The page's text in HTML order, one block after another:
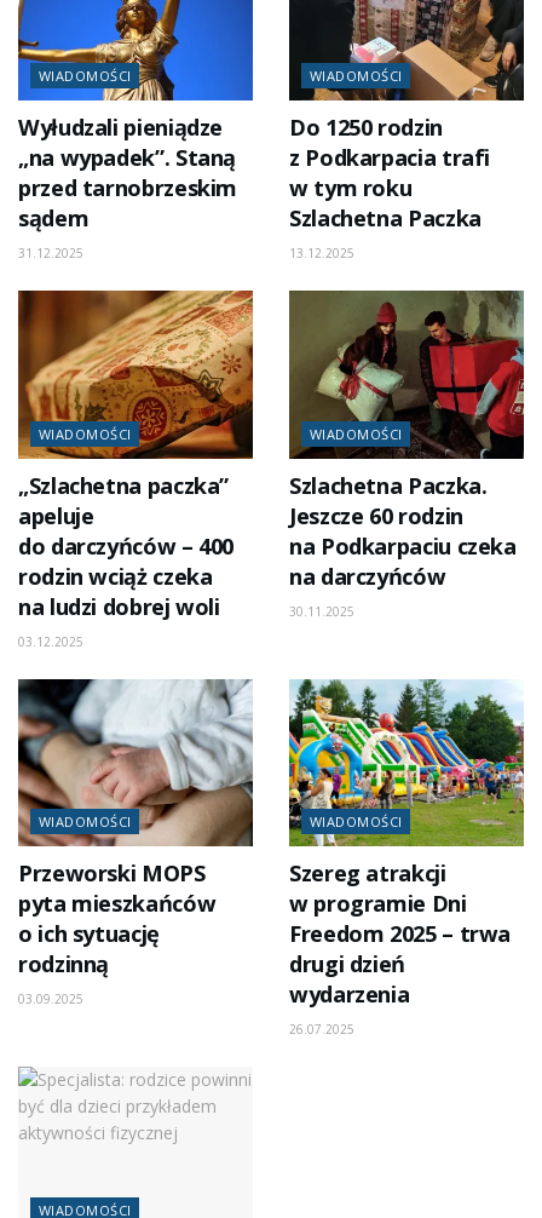
WIADOMOŚCI
Wyłudzali pieniądze
„na wypadek”. Staną
przed tarnobrzeskim
sądem
31.12.2025
WIADOMOŚCI
Do 1250 rodzin
z Podkarpacia trafi
w tym roku
Szlachetna Paczka
13.12.2025
WIADOMOŚCI
„Szlachetna paczka”
apeluje
do darczyńców – 400
rodzin wciąż czeka
na ludzi dobrej woli
03.12.2025
WIADOMOŚCI
Szlachetna Paczka.
Jeszcze 60 rodzin
na Podkarpaciu czeka
na darczyńców
30.11.2025
WIADOMOŚCI
Przeworski MOPS
pyta mieszkańców
o ich sytuację
rodzinną
03.09.2025
WIADOMOŚCI
Szereg atrakcji
w programie Dni
Freedom 2025 – trwa
drugi dzień
wydarzenia
26.07.2025
WIADOMOŚCI